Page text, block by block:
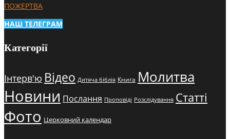
ПОЖЕРТВА
НАШ ТЕЛЕГРАМ
Категорії
Інтерв'ю Відео Дитяча біблія Книга Молитва
Новини Послання Проповіді Розслідування Статті
Фото Церковний календар